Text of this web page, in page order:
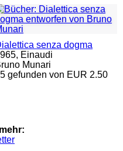
senza dogma
Einaudi
Munari
gefunden von EUR 2.50